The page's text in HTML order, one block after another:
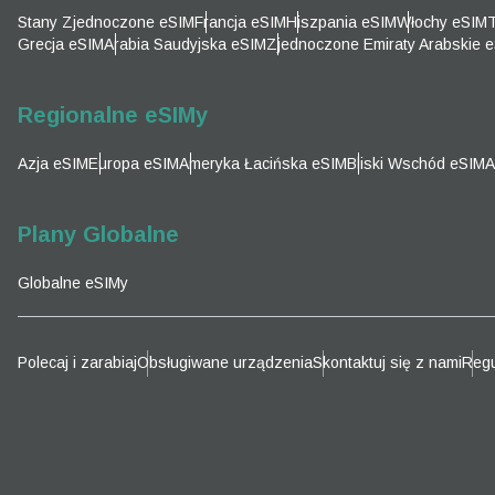
Stany Zjednoczone eSIMFrancja eSIMHiszpania eSIMWłochy eSIM
Grecja eSIMArabia Saudyjska eSIMZjednoczone Emiraty Arabskie
Regionalne eSIMy
Azja eSIMEuropa eSIMAmeryka Łacińska eSIMBliski Wschód eSIM
Plany Globalne
Globalne eSIMy
Polecaj i zarabiajObsługiwane urządzeniaSkontaktuj się z nami